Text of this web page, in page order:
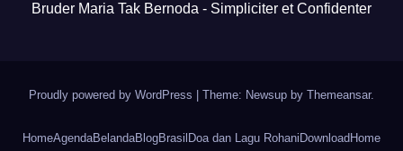
Bruder Maria Tak Bernoda - Simpliciter et Confidenter
Proudly powered by WordPress Theme: Newsup by Themeansar.
HomeAgendaBelandaBlogBrasil Doa dan Lagu Rohani Download Home